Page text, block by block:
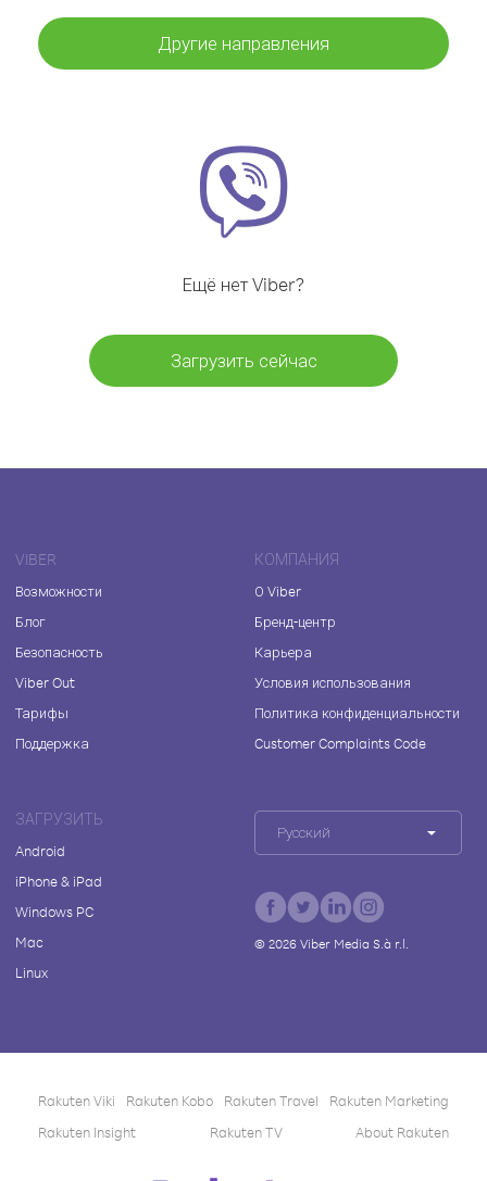
Другие направления
Ещё нет Viber?
Загрузить сейчас
VIBER
Возможности
Блог
Безопасность
Viber Out
Тарифы
Поддержка
КОМПАНИЯ
О Viber
Бренд-центр
Карьера
Условия использования
Политика конфиденциальности
Customer Complaints Code
ЗАГРУЗИТЬ
Android
iPhone & iPad
Windows PC
Mac
Linux
Русский
© 2026Viber Media S.à r.l.
Rakuten Viki Rakuten Kobo Rakuten Travel
Rakuten Marketing
Rakuten Insight
Rakuten TV About Rakuten